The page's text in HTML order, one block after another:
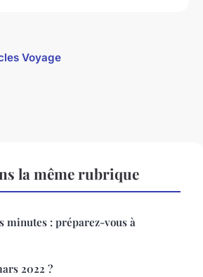
Voyage
la même rubrique
minutes : préparez-vous à
2022 ?